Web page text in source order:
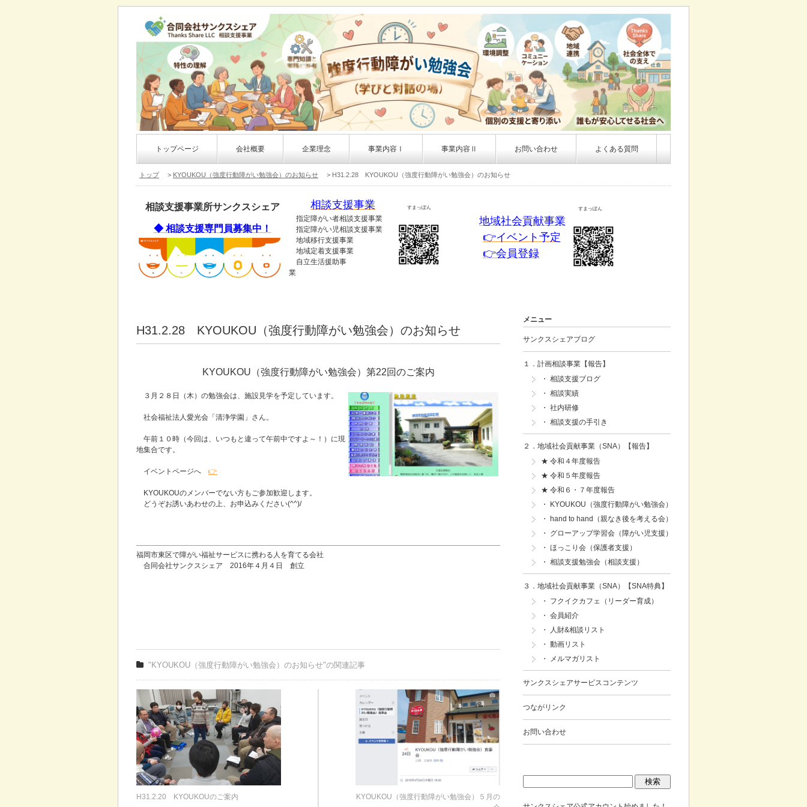
トップページ 会社概要 企業理念 事業内容Ⅰ 事業内容Ⅱ お問い合わせ よくある質問
トップ > KYOUKOU（強度行動障がい勉強会）のお知らせ > H31.2.28 KYOUKOU（強度行動障がい勉強会）のお知らせ
相談支援事業所サンクスシェア
◆ 相談支援専門員募集中！
相談支援事業
指定障がい者相談支援事業
指定障がい児相談支援事業
地域移行支援事業
地域定着支援事業
自立生活援助事
業
すまっぽん
地域社会貢献事業
👉イベント予定
👉会員登録
すまっぽん
メニュー
サンクスシェアブログ
１．計画相談事業【報告】
・ 相談支援ブログ
・ 相談実績
・ 社内研修
・ 相談支援の手引き
２．地域社会貢献事業（SNA）【報告】
★ 令和４年度報告
★ 令和５年度報告
★ 令和６・７年度報告
・ KYOUKOU（強度行動障がい勉強会）
・ hand to hand（親なき後を考える会）
・ グローアップ学習会（障がい児支援）
・ ほっこり会（保護者支援）
・ 相談支援勉強会（相談支援）
３．地域社会貢献事業（SNA）【SNA特典】
・ フクイクカフェ（リーダー育成）
・ 会員紹介
・ 人財&相談リスト
・ 動画リスト
・ メルマガリスト
サンクスシェアサービスコンテンツ
つながリンク
お問い合わせ
H31.2.28 KYOUKOU（強度行動障がい勉強会）のお知らせ
KYOUKOU（強度行動障がい勉強会）第22回のご案内
３月２８日（木）の勉強会は、施設見学を予定しています。
社会福祉法人愛光会「清浄学園」さん。
午前１０時（今回は、いつもと違って午前中ですよ～！）に現
地集合です。
イベントページへ 👉
KYOUKOUのメンバーでない方もご参加歓迎します。
どうぞお誘いあわせの上、お申込みください(^^)/
福岡市東区で障がい福祉サービスに携わる人を育てる会社
合同会社サンクスシェア 2016年４月４日 創立
"KYOUKOU（強度行動障がい勉強会）のお知らせ"の関連記事
H31.2.20 KYOUKOUのご案内
KYOUKOU（強度行動障がい勉強会）５月の